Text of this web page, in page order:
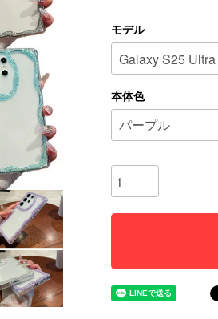
モデル
本体色